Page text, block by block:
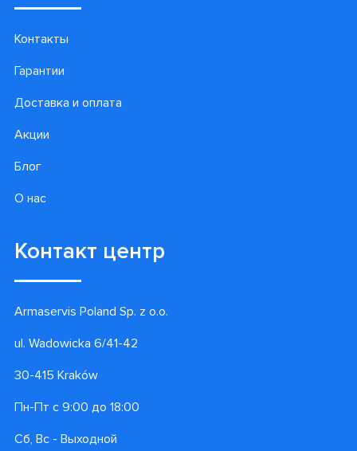
Контакты
Гарантии
Доставка и оплата
Акции
Блог
О нас
Контакт центр
Armaservis Poland Sp. z o.o.
ul. Wadowicka 6/41-42
30-415 Kraków
Пн-Пт с 9:00 до 18:00
Сб, Вс - Выходной